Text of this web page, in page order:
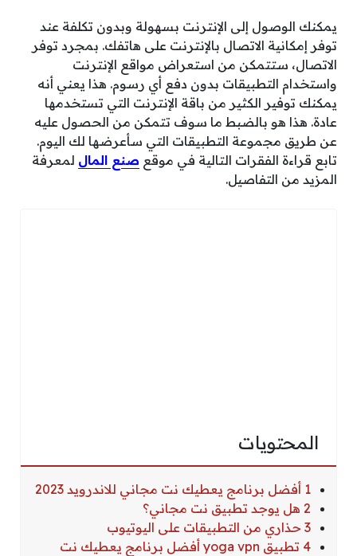
يمكنك الوصول إلى الإنترنت بسهولة وبدون تكلفة عند
توفر إمكانية الاتصال بالإنترنت على هاتفك. بمجرد توفر
الاتصال، ستتمكن من استعراض مواقع الإنترنت
واستخدام التطبيقات بدون دفع أي رسوم. هذا يعني أنه
يمكنك توفير الكثير من باقة الإنترنت التي تستخدمها
عادة. هذا هو بالضبط ما سوف تتمكن من الحصول عليه
عن طريق مجموعة التطبيقات التي سأعرضها لك اليوم.
تابع قراءة الفقرات التالية في موقع صنع المال لمعرفة
المزيد من التفاصيل.
المحتويات
1 أفضل برنامج يعطيك نت مجاني للاندرويد 2023
2 هل يوجد تطبيق نت مجاني؟
3 حذاري من التطبيقات على اليوتيوب
4 تطبيق yoga vpn أفضل برنامج يعطيك نت